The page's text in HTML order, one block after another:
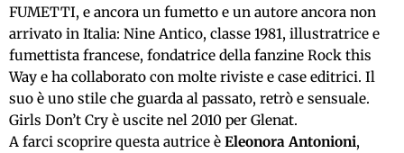
FUMETTI, e ancora un fumetto e un autore ancora non
arrivato in Italia: Nine Antico, classe 1981, illustratrice e
fumettista francese, fondatrice della fanzine Rock this
Way e ha collaborato con molte riviste e case editrici. Il
suo è uno stile che guarda al passato, retrò e sensuale.
Girls Don’t Cry è uscite nel 2010 per Glenat.
A farci scoprire questa autrice è Eleonora Antonioni,